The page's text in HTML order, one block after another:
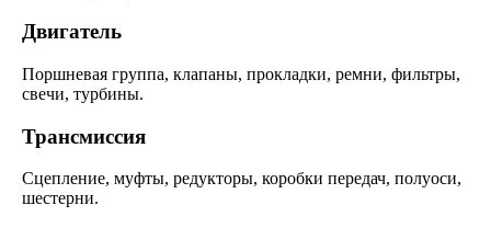
Двигатель
Поршневая группа, клапаны, прокладки, ремни, фильтры,
свечи, турбины.
Трансмиссия
Сцепление, муфты, редукторы, коробки передач, полуоси,
шестерни.